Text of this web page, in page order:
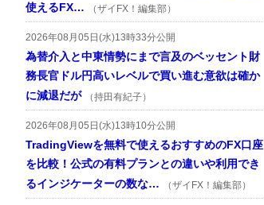
使えるFX…
（ザイFX！編集部）
2026年08月05日(水)13時33分公開
為替介入と中東情勢にまで言及のベッセント財
務長官ドル円高いレベルで買い進む意欲は確か
に減退だが
（持田有紀子）
2026年08月05日(水)13時10分公開
TradingViewを無料で使えるおすすめのFX口座
を比較！公式の有料プランとの違いや利用でき
るインジケーターの数な…
（ザイFX！編集部）